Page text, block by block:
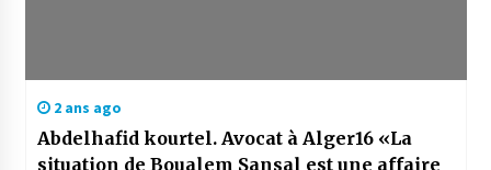
2 ans ago
Abdelhafid kourtel. Avocat à Alger16 «La
situation de Boualem Sansal est une affaire